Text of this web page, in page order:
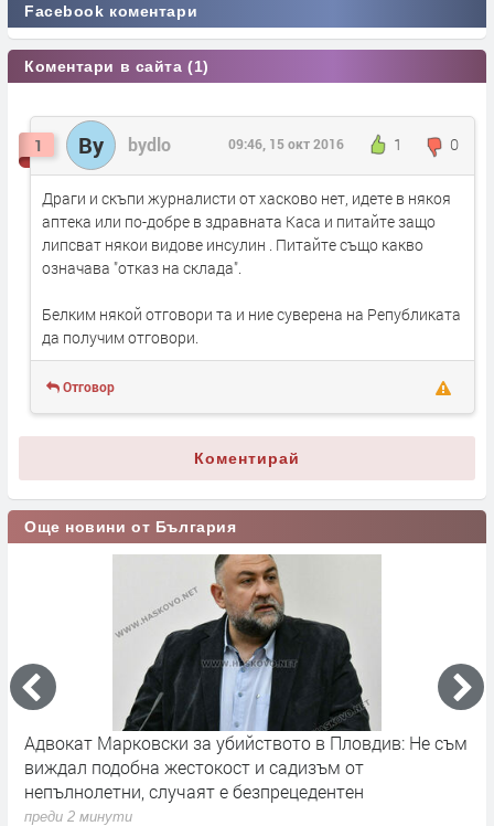
Facebook коментари
Коментари в сайта (1)
1 By bydlo 1 0
09:46, 15 окт 2016
Драги и скъпи журналисти от хасково нет, идете в някоя
аптека или по-добре в здравната Каса и питайте защо
липсват някои видове инсулин . Питайте също какво
означава "отказ на склада".
Белким някой отговори та и ние суверена на Републиката
да получим отговори.
Отговор
Коментирай
Още новини от България
Адвокат Марковски за убийството в Пловдив: Не съм
виждал подобна жестокост и садизъм от
непълнолетни, случаят е безпрецедентен
преди 2 минути